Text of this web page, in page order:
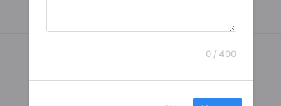
0 / 400